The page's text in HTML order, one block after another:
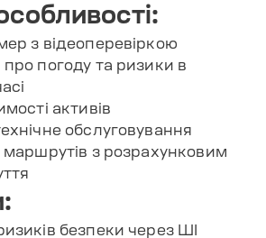
з відеоперевіркою
погоду та ризики в
активів
обслуговування
маршрутів з розрахунковим
безпеки через ШІ